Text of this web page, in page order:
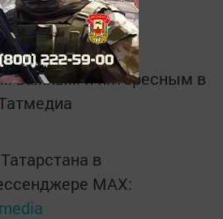
важным и интересным в
в
MАХ: